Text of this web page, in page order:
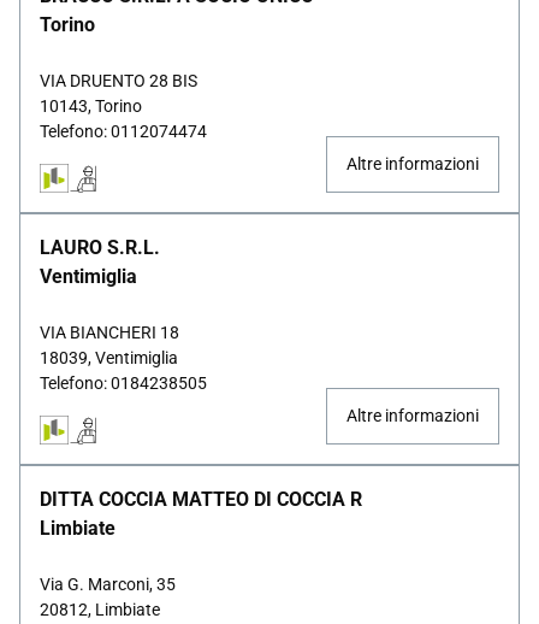
Torino
VIA DRUENTO 28 BIS
10143, Torino
Telefono: 0112074474
Altre informazioni
LAURO S.R.L.
Ventimiglia
VIA BIANCHERI 18
18039, Ventimiglia
Telefono: 0184238505
Altre informazioni
DITTA COCCIA MATTEO DI COCCIA R
Limbiate
Via G. Marconi, 35
20812, Limbiate